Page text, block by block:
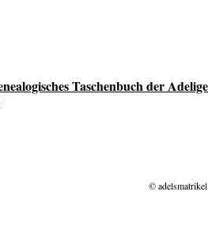
Taschenbuch der
©